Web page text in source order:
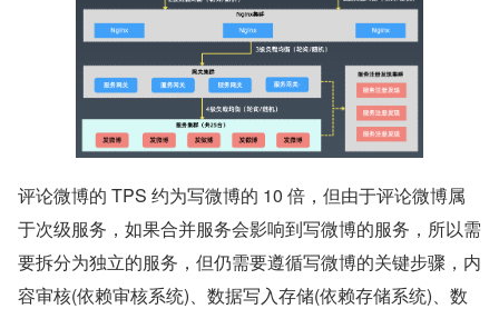
评论微博的 TPS 约为写微博的 10 倍，但由于评论微博属
于次级服务，如果合并服务会影响到写微博的服务，所以需
要拆分为独立的服务，但仍需要遵循写微博的关键步骤，内
容审核(依赖审核系统)、数据写入存储(依赖存储系统)、数